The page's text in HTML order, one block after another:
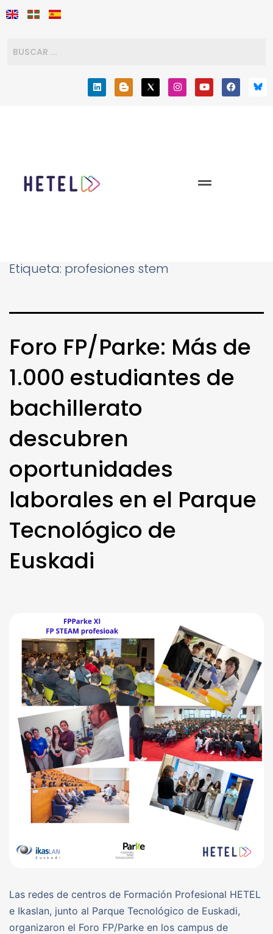
Etiqueta: profesiones stem
Foro FP/Parke: Más de
1.000 estudiantes de
bachillerato
descubren
oportunidades
laborales en el Parque
Tecnológico de
Euskadi
Las redes de centros de Formación Profesional HETEL
e Ikaslan, junto al Parque Tecnológico de Euskadi,
organizaron el Foro FP/Parke en los campus de